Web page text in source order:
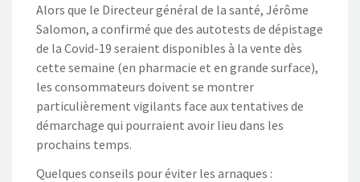
Alors que le Directeur général de la santé, Jérôme
Salomon, a confirmé que des autotests de dépistage
de la Covid-19 seraient disponibles à la vente dès
cette semaine (en pharmacie et en grande surface),
les consommateurs doivent se montrer
particulièrement vigilants face aux tentatives de
démarchage qui pourraient avoir lieu dans les
prochains temps.
Quelques conseils pour éviter les arnaques :